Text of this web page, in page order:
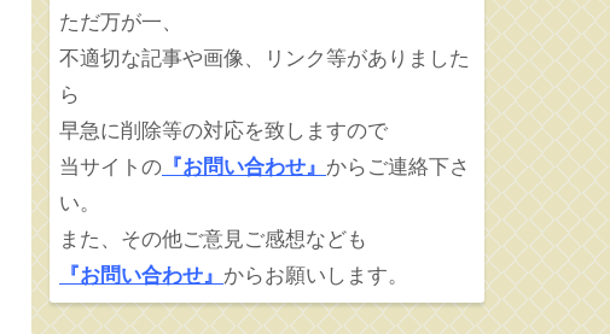
ただ万が一、
不適切な記事や画像、リンク等がありました
ら
早急に削除等の対応を致しますので
当サイトの 『お問い合わせ』 からご連絡下さ
い。
また、その他ご意見ご感想なども
『お問い合わせ』 からお願いします。